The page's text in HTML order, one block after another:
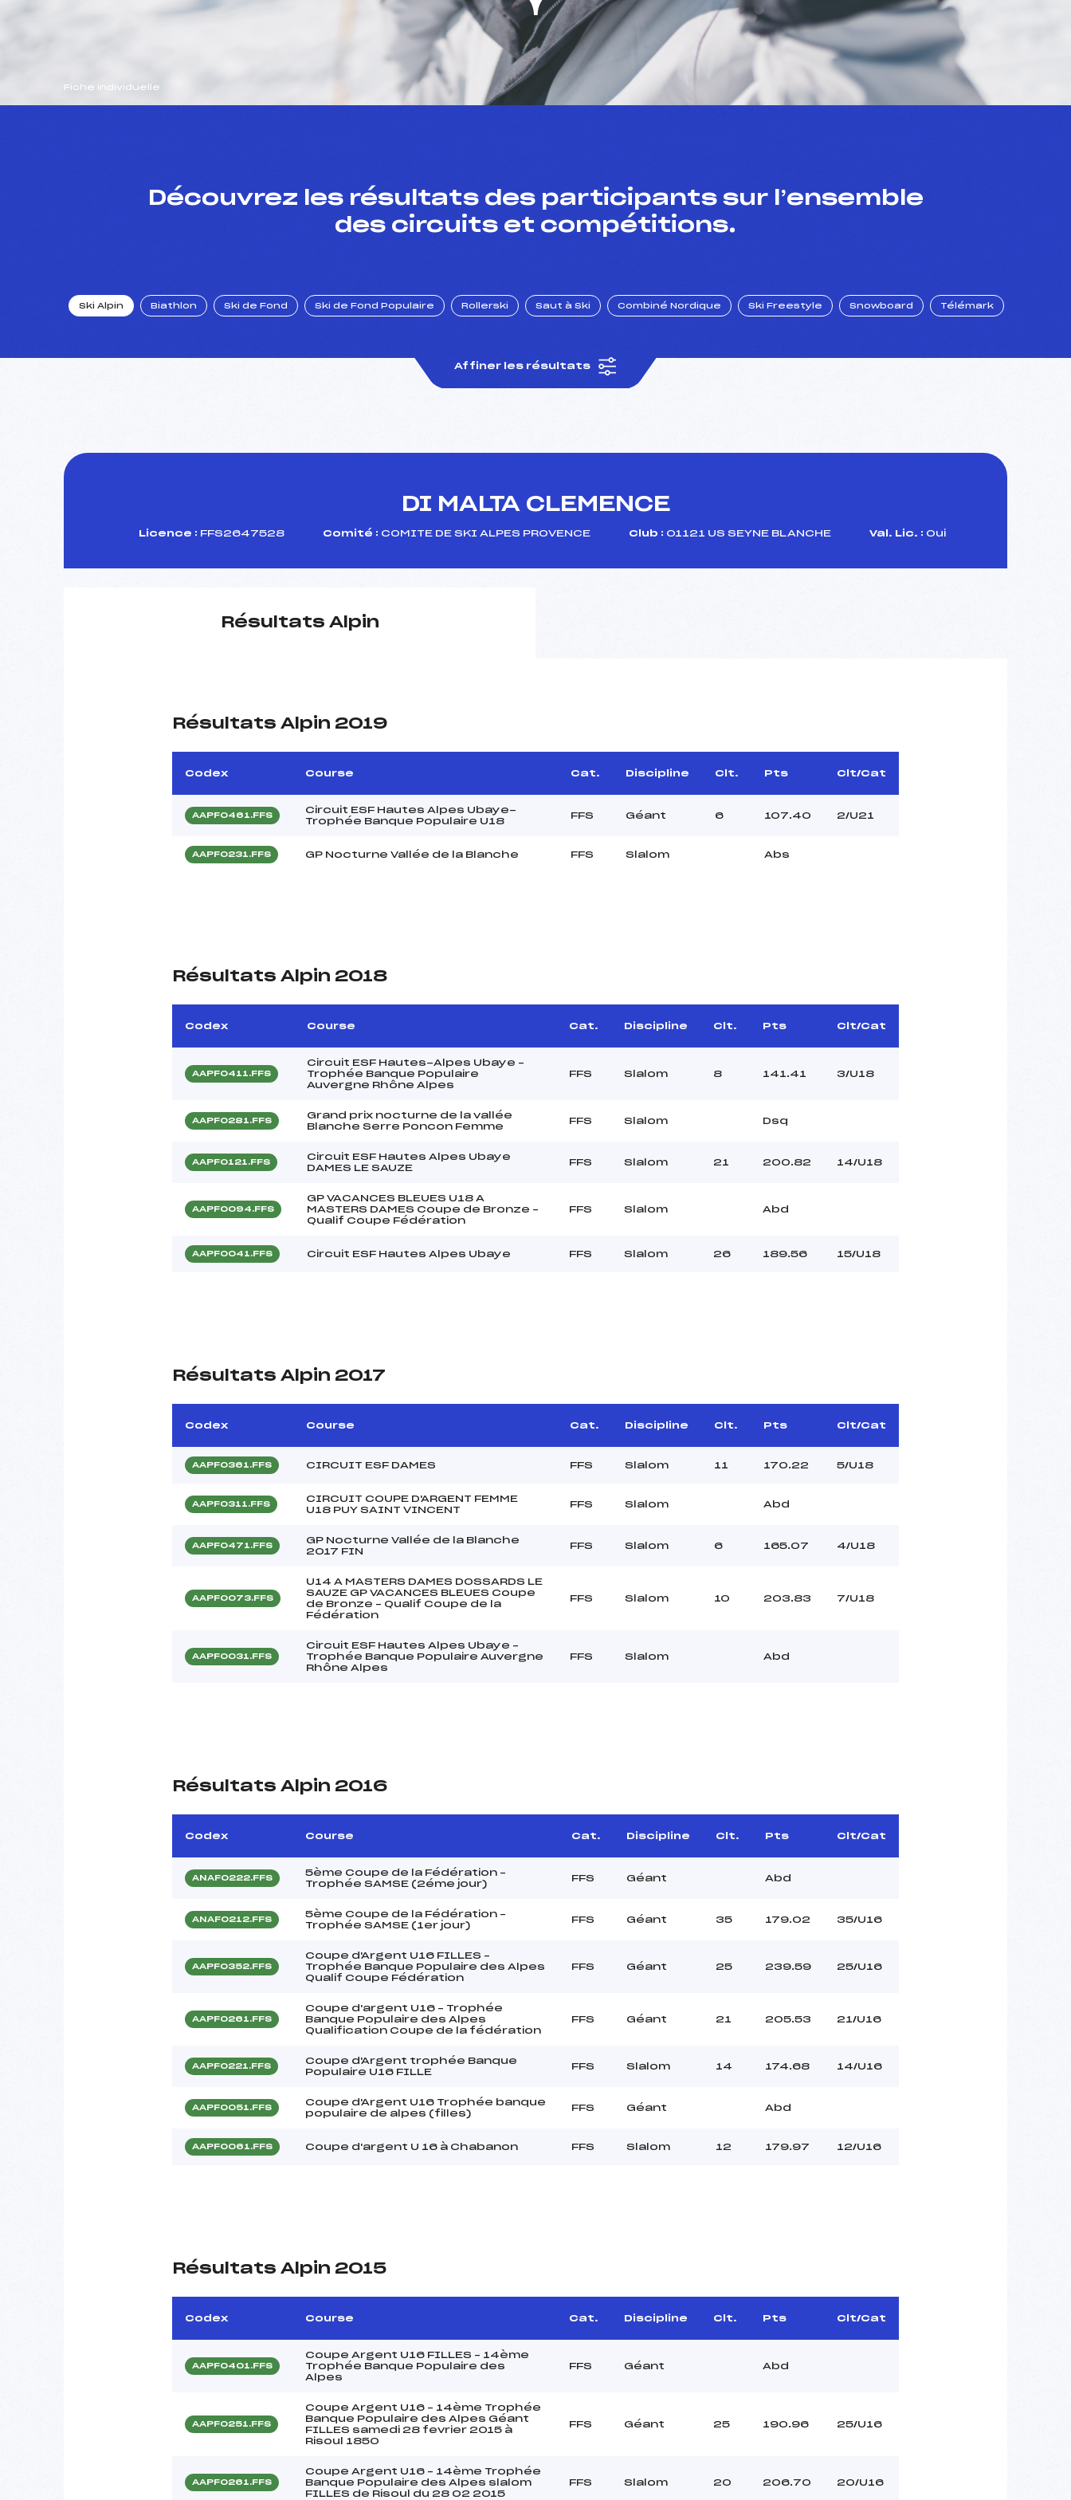
Fiche individuelle
Découvrez les résultats des participants sur l’ensemble
des circuits et compétitions.
Ski Alpin Biathlon Ski de Fond Ski de Fond Populaire Rollerski Saut à Ski Combiné Nordique Ski Freestyle Snowboard Télémark
Affiner les résultats
DI MALTA CLEMENCE
Licence : FFS2647528 Comité : COMITE DE SKI ALPES PROVENCE Club : 01121 US SEYNE BLANCHE Val. Lic. : Oui
Résultats Alpin
Résultats Alpin 2019
Codex Course Cat. Discipline Clt. Pts Clt/Cat
AAPF0461.FFS
Circuit ESF Hautes Alpes Ubaye-
Trophée Banque Populaire U18
FFS Géant 6 107.40 2/U21
AAPF0231.FFS GP Nocturne Vallée de la Blanche FFS Slalom Abs
Résultats Alpin 2018
Codex Course Cat. Discipline Clt. Pts Clt/Cat
AAPF0411.FFS
Circuit ESF Hautes-Alpes Ubaye –
Trophée Banque Populaire
Auvergne Rhône Alpes
FFS Slalom 8 141.41 3/U18
AAPF0281.FFS
Grand prix nocturne de la vallée
Blanche Serre Poncon Femme
FFS Slalom Dsq
AAPF0121.FFS
Circuit ESF Hautes Alpes Ubaye
DAMES LE SAUZE
FFS Slalom 21 200.82 14/U18
AAPF0094.FFS
GP VACANCES BLEUES U18 A
MASTERS DAMES Coupe de Bronze –
Qualif Coupe Fédération
FFS Slalom Abd
AAPF0041.FFS Circuit ESF Hautes Alpes Ubaye FFS Slalom 26 189.56 15/U18
Résultats Alpin 2017
Codex Course Cat. Discipline Clt. Pts Clt/Cat
AAPF0361.FFS CIRCUIT ESF DAMES FFS Slalom 11 170.22 5/U18
AAPF0311.FFS
CIRCUIT COUPE D'ARGENT FEMME
U18 PUY SAINT VINCENT
FFS Slalom Abd
AAPF0471.FFS
GP Nocturne Vallée de la Blanche
2017 FIN
FFS Slalom 6 165.07 4/U18
AAPF0073.FFS
U14 A MASTERS DAMES DOSSARDS LE
SAUZE GP VACANCES BLEUES Coupe
de Bronze – Qualif Coupe de la
Fédération
FFS Slalom 10 203.83 7/U18
AAPF0031.FFS
Circuit ESF Hautes Alpes Ubaye –
Trophée Banque Populaire Auvergne
Rhône Alpes
FFS Slalom Abd
Résultats Alpin 2016
Codex Course Cat. Discipline Clt. Pts Clt/Cat
ANAF0222.FFS
5ème Coupe de la Fédération –
Trophée SAMSE (2éme jour)
FFS Géant Abd
ANAF0212.FFS
5ème Coupe de la Fédération –
Trophée SAMSE (1er jour)
FFS Géant 35 179.02 35/U16
AAPF0352.FFS
Coupe d'Argent U16 FILLES –
Trophée Banque Populaire des Alpes
Qualif Coupe Fédération
FFS Géant 25 239.59 25/U16
AAPF0261.FFS
Coupe d'argent U16 – Trophée
Banque Populaire des Alpes
Qualification Coupe de la fédération
FFS Géant 21 205.53 21/U16
AAPF0221.FFS
Coupe d'Argent trophée Banque
Populaire U16 FILLE
FFS Slalom 14 174.68 14/U16
AAPF0051.FFS
Coupe d'Argent U16 Trophée banque
populaire de alpes (filles)
FFS Géant Abd
AAPF0061.FFS Coupe d'argent U 16 à Chabanon FFS Slalom 12 179.97 12/U16
Résultats Alpin 2015
Codex Course Cat. Discipline Clt. Pts Clt/Cat
AAPF0401.FFS
Coupe Argent U16 FILLES – 14ème
Trophée Banque Populaire des
Alpes
FFS Géant Abd
AAPF0251.FFS
Coupe Argent U16 – 14ème Trophée
Banque Populaire des Alpes Géant
FILLES samedi 28 fevrier 2015 à
Risoul 1850
FFS Géant 25 190.96 25/U16
AAPF0261.FFS
Coupe Argent U16 – 14ème Trophée
Banque Populaire des Alpes slalom
FILLES de Risoul du 28 02 2015
FFS Slalom 20 206.70 20/U16